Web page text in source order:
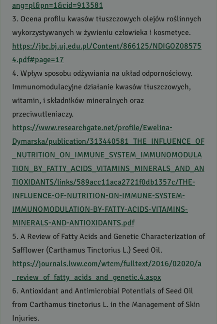
ang=pl&pn=1&cid=913581
3. Ocena profilu kwasów tłuszczowych olejów roślinnych
wykorzystywanych w żywieniu człowieka i kosmetyce.
https://jbc.bj.uj.edu.pl/Content/866125/NDIGOZ08575
4.pdf#page=17
4. Wpływ sposobu odżywiania na układ odpornościowy.
Immunomodulacyjne działanie kwasów tłuszczowych,
witamin, i składników mineralnych oraz
przeciwutleniaczy.
https://www.researchgate.net/profile/Ewelina-
Dymarska/publication/313440581_THE_INFLUENCE_OF
_NUTRITION_ON_IMMUNE_SYSTEM_IMMUNOMODULA
TION_BY_FATTY_ACIDS_VITAMINS_MINERALS_AND_AN
TIOXIDANTS/links/589acc11aca2721f0db1357c/THE-
INFLUENCE-OF-NUTRITION-ON-IMMUNE-SYSTEM-
IMMUNOMODULATION-BY-FATTY-ACIDS-VITAMINS-
MINERALS-AND-ANTIOXIDANTS.pdf
5. A Review of Fatty Acids and Genetic Characterization of
Safflower (Carthamus Tinctorius L.) Seed Oil.
https://journals.lww.com/wtcm/fulltext/2016/02020/a
_review_of_fatty_acids_and_genetic.4.aspx
6. Antioxidant and Antimicrobial Potentials of Seed Oil
from Carthamus tinctorius L. in the Management of Skin
Injuries.